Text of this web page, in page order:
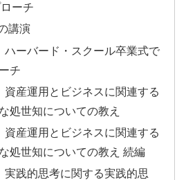
ーチ
講演
ーバード・スクール卒業式で
チ
産運用とビジネスに関連する
処世知についての教え
産運用とビジネスに関連する
処世知についての教え 続編
践的思考に関する実践的思